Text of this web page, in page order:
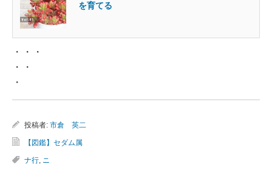
を育てる
・・・
・・
・
投稿者: 市倉 英二
【図鑑】セダム属
ナ行, ニ